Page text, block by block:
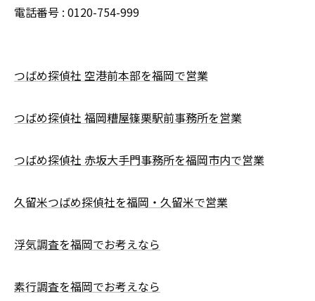
電話番号 : 0120-754-999
つばめ探偵社 空港前本部を福岡で営業
つばめ探偵社 福岡糟屋篠栗駅前事務所を営業
つばめ探偵社 赤坂大手門事務所を福岡市内で営業
久留米つばめ探偵社を福岡・久留米で営業
浮気調査を福岡でお考えなら
素行調査を福岡でお考えなら